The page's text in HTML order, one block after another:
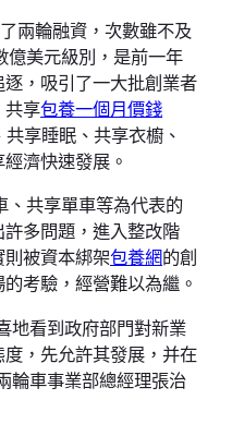
兩輪融資，次數雖不及
億美元級別，是前一年
，吸引了一大批創業者
共享包養一個月價錢
享睡眠、共享衣櫥、
濟快速發展。
、共享單車等為代表的
多問題，進入整改階
被資本綁架包養網的創
考驗，經營難以為繼。
地看到政府部門對新業
，先允許其發展，并在
輪車事業部總經理張治